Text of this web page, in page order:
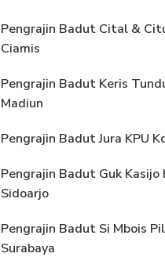
Pengrajin Badut Cital &
Ciamis
Pengrajin Badut Keris
Madiun
Pengrajin Badut Jura KPU
Pengrajin Badut Guk Kasijo
Sidoarjo
Pengrajin Badut Si Mbois
Surabaya